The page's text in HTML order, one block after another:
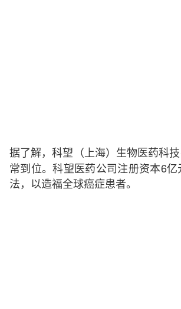
据了解，科望（上海）生物医药科
常到位。科望医药公司注册资本6
法，以造福全球癌症患者。